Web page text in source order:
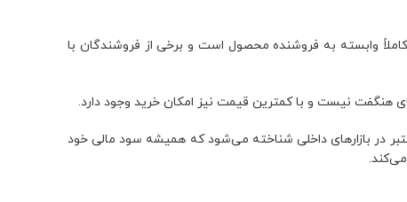
وابسته به فروشنده محصول است و برخی از فروشندگان با
نیست و با کمترین قیمت نیز امکان خرید وجود دارد.
در بازارهای داخلی شناخته می‌شود که همیشه سود مالی خود